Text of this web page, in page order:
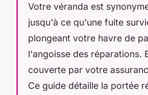
Votre véranda est
jusqu'à ce qu'une fuite
plongeant votre havre de
l'angoisse des réparations.
couverte par votre
Ce guide détaille la portée